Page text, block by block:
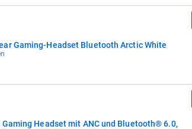
Gaming-Headset Bluetooth Arctic White
Headset mit ANC und Bluetooth® 6.0,